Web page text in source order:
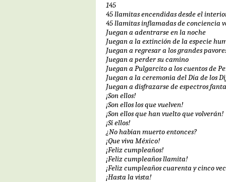
145
45 llamitas encendidas desde el
45 llamitas inflamadas de conciencia
Juegan a adentrarse en la noche
Juegan a la extinción de la especie
Juegan a regresar a los grandes
Juegan a perder su camino
Juegan a Pulgarcito a los cuentos de
Juegan a la ceremonia del Día de los
Juegan a disfrazarse de espectros
¡Son ellos!
¡Son ellos los que vuelven!
¡Son ellos que han vuelto que volverán!
¡Sí ellos!
¿No habían muerto entonces?
¡Que viva México!
¡Feliz cumpleaños!
¡Feliz cumpleaños llamita!
¡Feliz cumpleaños cuarenta y cinco
¡Hasta la vista!